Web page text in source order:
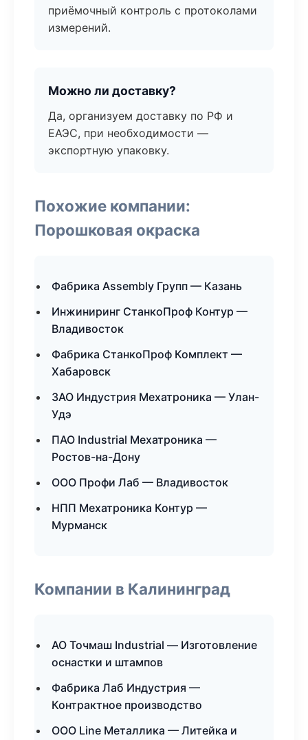
приёмочный контроль с протоколами
измерений.
Можно ли доставку?
Да, организуем доставку по РФ и
ЕАЭС, при необходимости —
экспортную упаковку.
Похожие компании:
Порошковая окраска
Фабрика Assembly Групп — Казань
Инжиниринг СтанкоПроф Контур —
Владивосток
Фабрика СтанкоПроф Комплект —
Хабаровск
ЗАО Индустрия Мехатроника — Улан-
Удэ
ПАО Industrial Мехатроника —
Ростов-на-Дону
ООО Профи Лаб — Владивосток
НПП Мехатроника Контур —
Мурманск
Компании в Калининград
АО Точмаш Industrial — Изготовление
оснастки и штампов
Фабрика Лаб Индустрия —
Контрактное производство
ООО Line Металлика — Литейка и